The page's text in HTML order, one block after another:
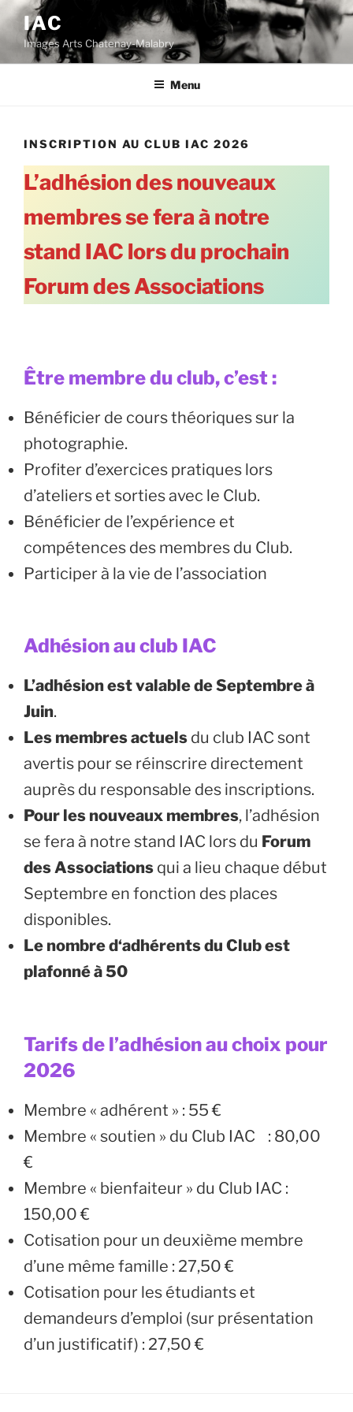
Aller
contenu
principal
IAC
Images Arts Chatenay-Malabry
Menu
INSCRIPTION AU CLUB IAC 2026
L’adhésion des nouveaux
membres se fera à notre
stand IAC lors du prochain
Forum des Associations
Être membre du club, c’est :
Bénéficier de cours théoriques sur la
photographie.
Profiter d’exercices pratiques lors
d’ateliers et sorties avec le Club.
Bénéficier de l’expérience et
compétences des membres du Club.
Participer à la vie de l’association
Adhésionau club IAC
L’adhésion est valable de Septembre à
Juin.
Les membres actuels du club IAC sont
avertis pour se réinscrire directement
auprès du responsable des inscriptions.
Pour les nouveaux membres, l’adhésion
se fera à notre stand IAC lors du Forum
des Associations qui a lieu chaque début
Septembre en fonction des places
disponibles.
Le nombre d‘adhérents du Club est
plafonné à 50
Tarifs de l’adhésion au choix pour
2026
Membre « adhérent » : 55 €
Membre « soutien » du Club IAC : 80,00
€
Membre « bienfaiteur » du Club IAC :
150,00 €
Cotisation pour un deuxième membre
d’une même famille : 27,50 €
Cotisation pour les étudiants et
demandeurs d’emploi (sur présentation
d’un justificatif) : 27,50 €